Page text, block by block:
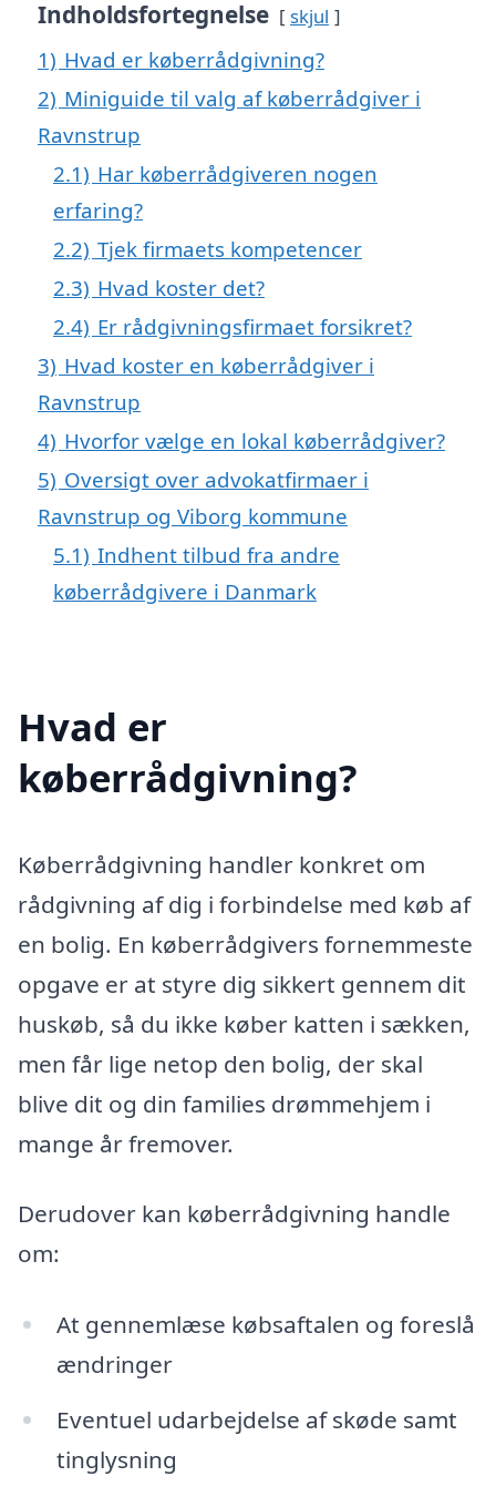
Indholdsfortegnelse skjul
1) Hvad er køberrådgivning?
2) Miniguide til valg af køberrådgiver i
Ravnstrup
2.1) Har køberrådgiveren nogen
erfaring?
2.2) Tjek firmaets kompetencer
2.3) Hvad koster det?
2.4) Er rådgivningsfirmaet forsikret?
3) Hvad koster en køberrådgiver i
Ravnstrup
4) Hvorfor vælge en lokal køberrådgiver?
5) Oversigt over advokatfirmaer i
Ravnstrup og Viborg kommune
5.1) Indhent tilbud fra andre
køberrådgivere i Danmark
Hvad er
køberrådgivning?
Køberrådgivning handler konkret om
rådgivning af dig i forbindelse med køb af
en bolig. En køberrådgivers fornemmeste
opgave er at styre dig sikkert gennem dit
huskøb, så du ikke køber katten i sækken,
men får lige netop den bolig, der skal
blive dit og din families drømmehjem i
mange år fremover.
Derudover kan køberrådgivning handle
om:
At gennemlæse købsaftalen og foreslå
ændringer
Eventuel udarbejdelse af skøde samt
tinglysning